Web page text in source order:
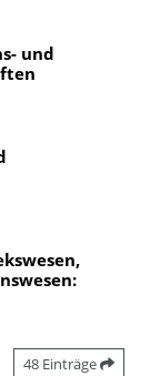
und
48 Einträge